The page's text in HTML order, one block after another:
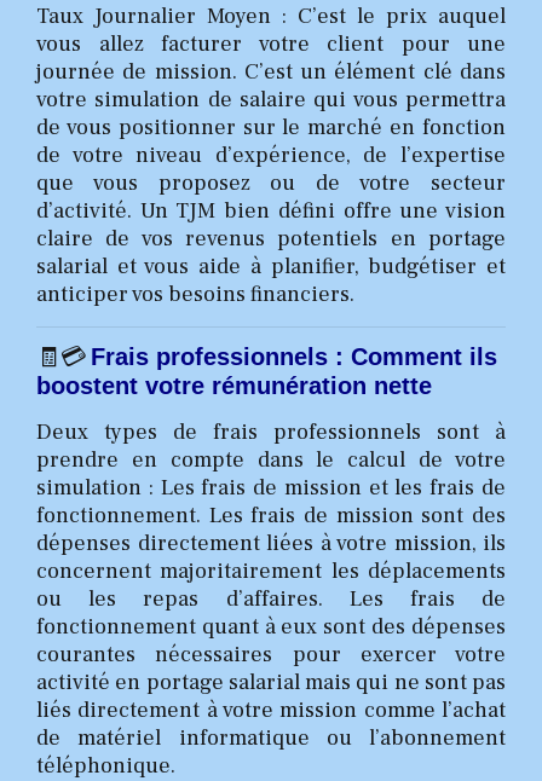
Taux Journalier Moyen : C’est le prix auquel
vous allez facturer votre client pour une
journée de mission. C’est un élément clé dans
votre simulation de salaire qui vous permettra
de vous positionner sur le marché en fonction
de votre niveau d’expérience, de l’expertise
que vous proposez ou de votre secteur
d’activité. Un TJM bien défini offre une vision
claire de vos revenus potentiels en portage
salarial et vous aide à planifier, budgétiser et
anticiper vos besoins financiers.
🧾💳 Frais professionnels : Comment ils
boostent votre rémunération nette
Deux types de frais professionnels sont à
prendre en compte dans le calcul de votre
simulation : Les frais de mission et les frais de
fonctionnement. Les frais de mission sont des
dépenses directement liées à votre mission, ils
concernent majoritairement les déplacements
ou les repas d’affaires. Les frais de
fonctionnement quant à eux sont des dépenses
courantes nécessaires pour exercer votre
activité en portage salarial mais qui ne sont pas
liés directement à votre mission comme l’achat
de matériel informatique ou l’abonnement
téléphonique.